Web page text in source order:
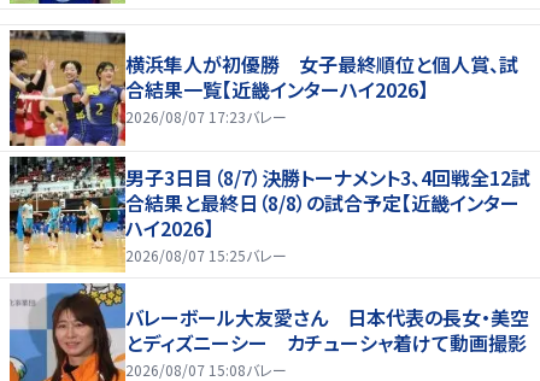
横浜隼人が初優勝 女子最終順位と個人賞、試
合結果一覧【近畿インターハイ2026】
2026/08/07 17:23バレー
男子3日目（8/7）決勝トーナメント3、4回戦全12試
合結果と最終日（8/8）の試合予定【近畿インター
ハイ2026】
2026/08/07 15:25バレー
バレーボール大友愛さん 日本代表の長女・美空
とディズニーシー カチューシャ着けて動画撮影
2026/08/07 15:08バレー